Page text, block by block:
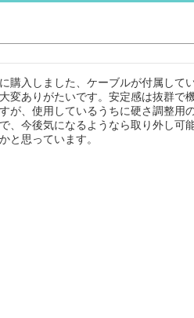
購入しました、ケーブルが付属して
変ありがたいです。安定感は抜群で
が、使用しているうちに硬さ調整用
、今後気になるようなら取り外し可
と思っています。